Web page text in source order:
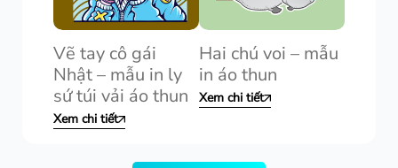
Vẽ tay cô gái
Nhật – mẫu in ly
sứ túi vải áo thun
Xem chi tiết
Hai chú voi – mẫu
in áo thun
Xem chi tiết